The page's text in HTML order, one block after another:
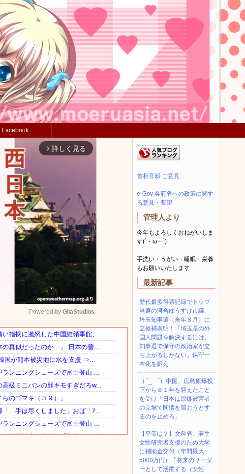
Facebook
arrow_forward_ios 詳しく見る
Mute
Powered by GliaStudios
首相官邸 ご意見
e-Gov 各府省への政策に関す
る意見・要望
管理人より
今年もよろしくおねがいしま
す(´・ω・`)
手洗い・うがい・睡眠・栄養
もお願いいたします
最新記事
歴代最多得票記録でトップ
当選の河合ゆうすけ市議、
埼玉知事選（来年８月）に
立候補表明！「埼玉県の外
国人問題を解決するには、
知事選で保守の政治家が立
ち上がるしかない」保守一
本化を訴え
（ ´_ゝ`）中国、広島原爆投
下から８１年を迎えたこと
を受け「日本は原爆被害者
の立場で同情を買おうとす
るのを止めろ」
【平等は？】文科省、若手
女性研究者支援のため大学
に補助金交付（年間最大
5000万円）「将来のリーダ
ーとして活躍する（女性